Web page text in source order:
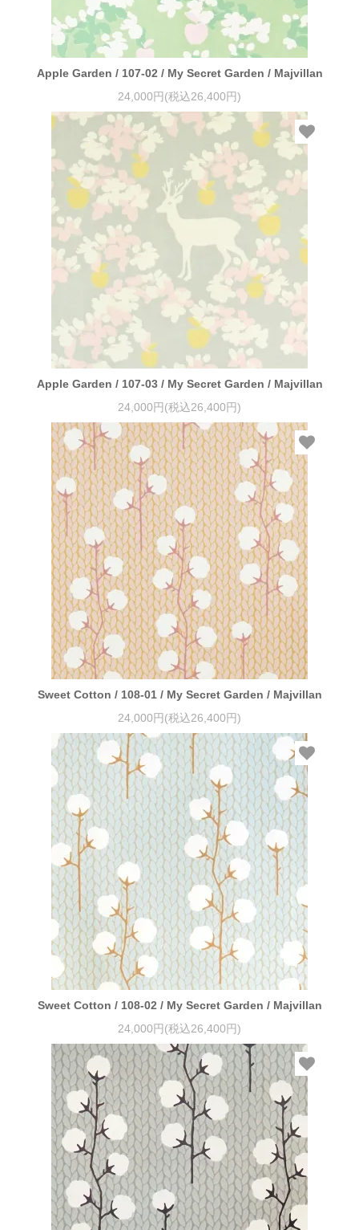
Apple Garden / 107-02 / My Secret Garden / Majvillan
24,000円(税込26,400円)
Apple Garden / 107-03 / My Secret Garden / Majvillan
24,000円(税込26,400円)
Sweet Cotton / 108-01 / My Secret Garden / Majvillan
24,000円(税込26,400円)
Sweet Cotton / 108-02 / My Secret Garden / Majvillan
24,000円(税込26,400円)